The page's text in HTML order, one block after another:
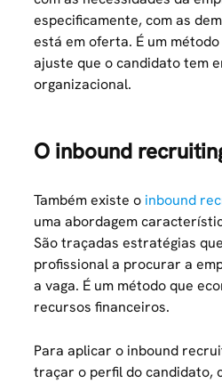
especificamente, com as
está em oferta. É um
ajuste que o candidato tem
organizacional.
O inbound
Também existe o inbound
uma abordagem
São traçadas estratégias
profissional a procurar a
a vaga. É um método que
recursos financeiros.
Para aplicar o inbound
traçar o perfil do candidato,